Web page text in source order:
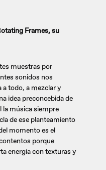
Frames, su
muestras por
sonidos nos
todo, a mezclar y
idea preconcebida de
la música siempre
de ese planteamiento
momento es el
porque
energía con texturas y